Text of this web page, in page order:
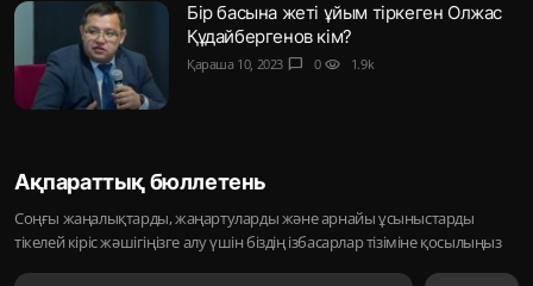
Бір басына жеті ұйым тіркеген Олжас
Құдайбергенов кім?
Қараша 10, 2023 chat_bubble 0 visibility 1.9k
Ақпараттық бюллетень
Соңғы жаңалықтарды, жаңартуларды және арнайы ұсыныстарды
тікелей кіріс жәшігіңізге алу үшін біздің ізбасарлар тізіміне қосылыңыз